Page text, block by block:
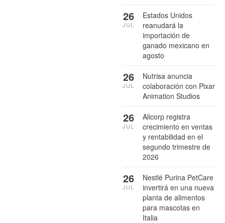
Estados Unidos
reanudará la
importación de
ganado mexicano en
agosto
26
JUL
Nutrisa anuncia
colaboración con Pixar
Animation Studios
26
JUL
Alicorp registra
crecimiento en ventas
y rentabilidad en el
segundo trimestre de
2026
26
JUL
Nestlé Purina PetCare
invertirá en una nueva
planta de alimentos
para mascotas en
Italia
26
JUL